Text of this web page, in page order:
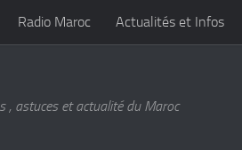
Radio Maroc Actualités et Infos
, astuces et actualité du Maroc